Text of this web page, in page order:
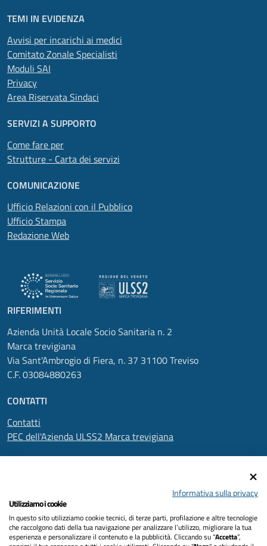
TEMI IN EVIDENZA
Avvisi per incarichi ai medici
Comitato Zonale Specialisti
Moduli SAI
Privacy
Area Riservata Sindaci
SERVIZI A SUPPORTO
Come fare per
Strutture - Carta dei servizi
COMUNICAZIONE
Ufficio Relazioni con il Pubblico
Ufficio Stampa
Redazione Web
RIFERIMENTI
Azienda Unità Locale Socio Sanitaria n. 2
Marca trevigiana
Via Sant'Ambrogio di Fiera, n. 37 31100 Treviso
C.F. 03084880263
CONTATTI
Contatti
PEC dell'Azienda ULSS2 Marca trevigiana
Informativa privacy
Informativa sulla privacy
Utilizziamo i cookie
In questo sito utilizziamo cookie tecnici, di terze parti, profilazione e altre tecnologie
che raccolgono dati della tua navigazione per analizzare l’utilizzo, migliorare la tua
esperienza e personalizzare il contenuto e la pubblicità. Cliccando su “Accetta”,